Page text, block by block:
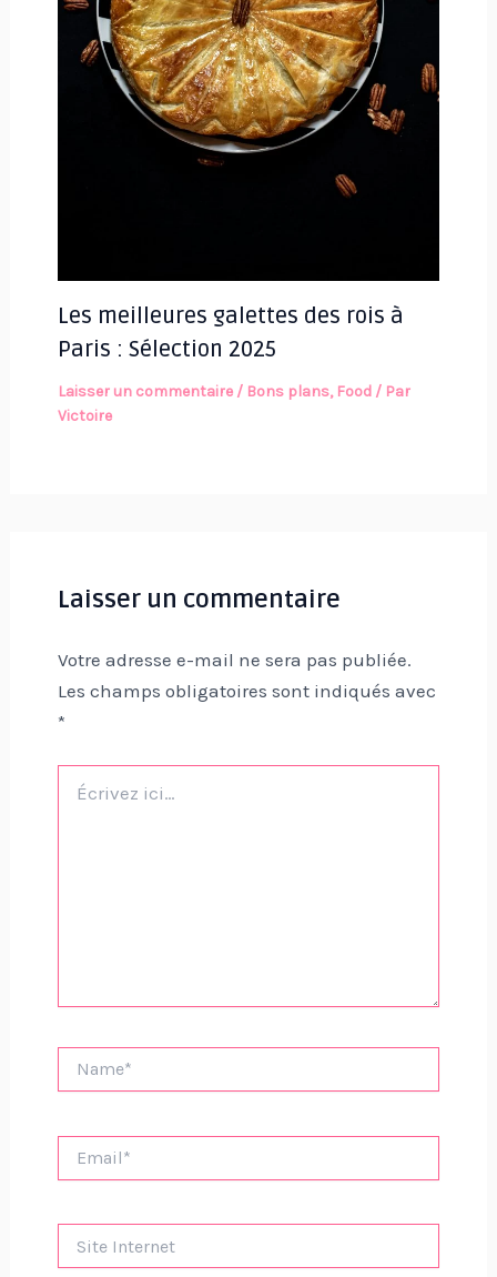
Les meilleures galettes des rois à
Paris : Sélection 2025
Laisser un commentaire / Bons plans, Food/ Par
Victoire
Laisser un commentaire
Votre adresse e-mail ne sera pas publiée.
Les champs obligatoires sont indiqués avec
*
ici…
Internet